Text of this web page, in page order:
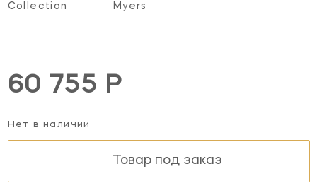
Collection
Myers
60 755 Р
Нет в наличии
Товар под заказ